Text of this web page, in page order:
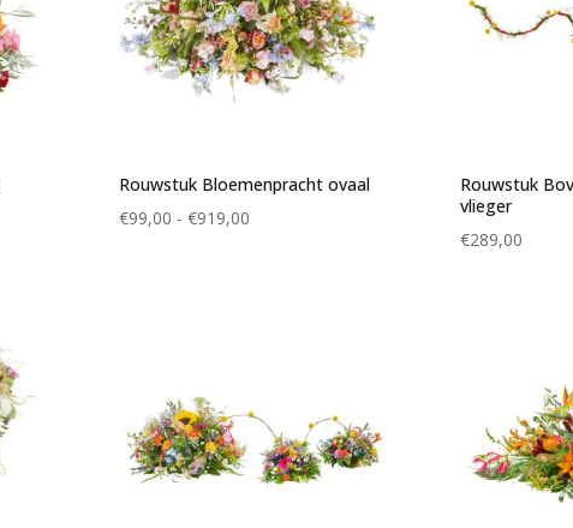
Rouwstuk Bloemenpracht ovaal
€99,00 - €919,00Prijsklasse:
Rouwstuk
vlieger
€289,00